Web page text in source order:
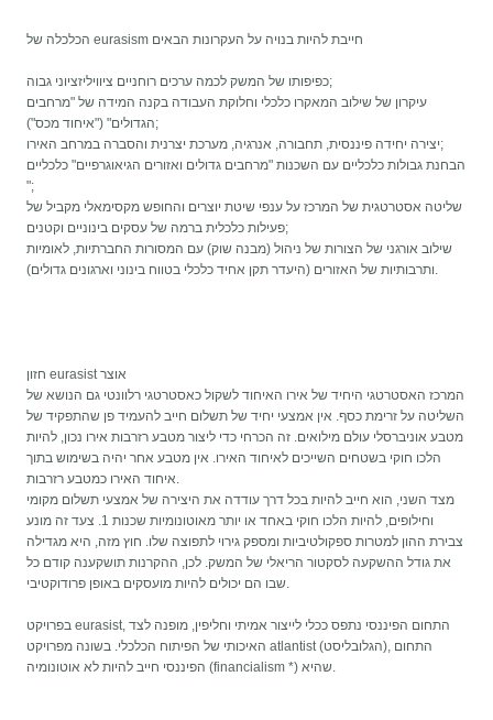
הכלכלה של eurasism חייבת להיות בנויה על העקרונות הבאים
כפיפותו של המשק לכמה ערכים רוחניים ציוויליזציוני גבוה;
עיקרון של שילוב המאקרו כלכלי וחלוקת העבודה בקנה המידה של "מרחבים
הגדולים" ("איחוד מכס");
יצירה יחידה פיננסית, תחבורה, אנרגיה, מערכת יצרנית והסברה במרחב האירו;
הבחנת גבולות כלכליים עם השכנות "מרחבים גדולים ואזורים הגיאוגרפיים" כלכליים
";
שליטה אסטרטגית של המרכז על ענפי שיטת יוצרים והחופש מקסימאלי מקביל של
פעילות כלכלית ברמה של עסקים בינוניים וקטנים;
שילוב אורגני של הצורות של ניהול (מבנה שוק) עם המסורות החברתיות, לאומיות
חזון eurasist אוצר
המרכז האסטרטגי היחיד של אירו האיחוד לשקול כאסטרטגי רלוונטי גם הנושא של
השליטה על זרימת כסף. אין אמצעי יחיד של תשלום חייב להעמיד פן שהתפקיד של
מטבע אוניברסלי עולם מילואים. זה הכרחי כדי ליצור מטבע רזרבות אירו נכון, להיות
הלכו חוקי בשטחים השייכים לאיחוד האירו. אין מטבע אחר יהיה בשימוש בתוך
מצד השני, הוא חייב להיות בכל דרך עודדה את היצירה של אמצעי תשלום מקומי
וחילופים, להיות הלכו חוקי באחד או יותר מאוטונומיות שכנות 1. צעד זה מונע
צבירת ההון למטרות ספקולטיביות ומספק גירוי לתפוצה שלו. חוץ מזה, היא מגדילה
את גודל ההשקעה לסקטור הריאלי של המשק. לכן, ההקרנות תושקענה קודם כל
בפרויקט eurasist, התחום הפיננסי נתפס ככלי לייצור אמיתי וחליפין, מופנה לצד
האיכותי של הפיתוח הכלכלי. בשונה מפרויקט atlantist (הגלובליסט), התחום